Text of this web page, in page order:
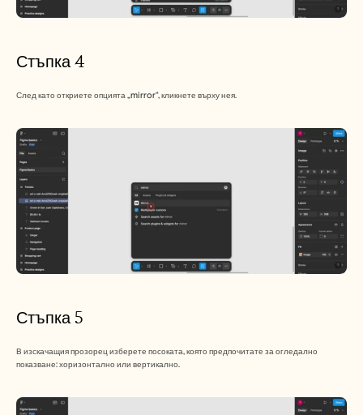
Стъпка 4
След като откриете опцията „mirror“, кликнете върху нея.
Стъпка 5
В изскачащия прозорец изберете посоката, която предпочитате за огледално
показване: хоризонтално или вертикално.